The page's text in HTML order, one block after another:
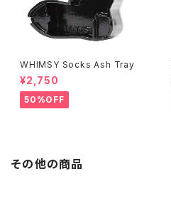
WHIMSY Socks Ash Tray
¥2,750
50%OFF
その他の商品